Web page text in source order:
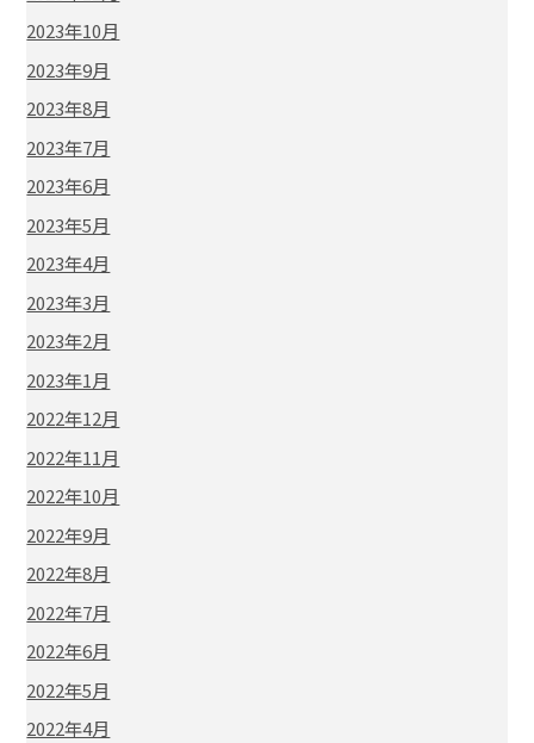
2023年10月
2023年9月
2023年8月
2023年7月
2023年6月
2023年5月
2023年4月
2023年3月
2023年2月
2023年1月
2022年12月
2022年11月
2022年10月
2022年9月
2022年8月
2022年7月
2022年6月
2022年5月
2022年4月